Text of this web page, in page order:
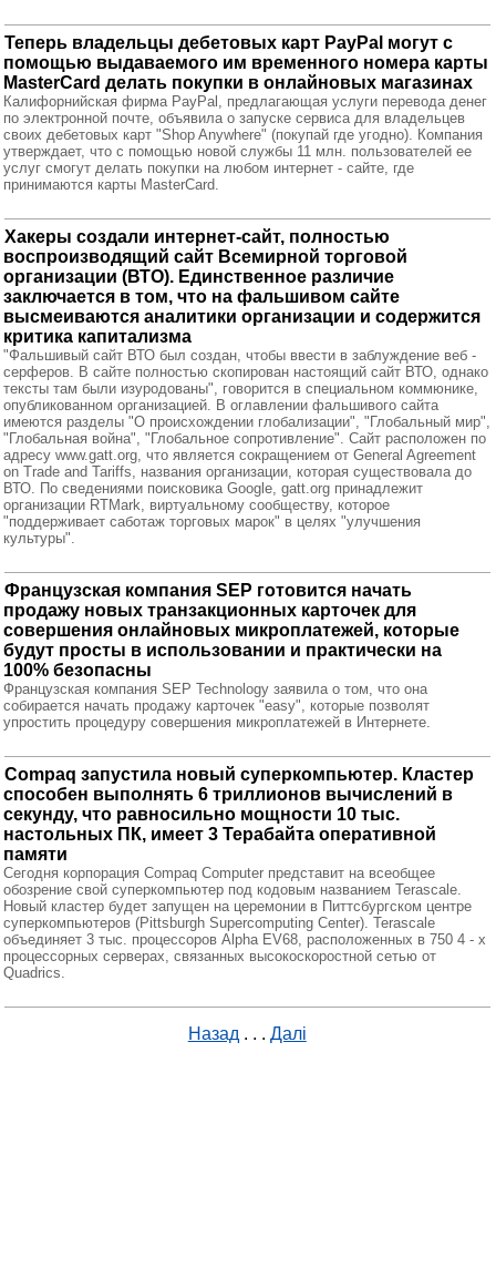
Теперь владельцы дебетовых карт PayPal могут с
помощью выдаваемого им временного номера карты
MasterCard делать покупки в онлайновых магазинах
Калифорнийская фирма PayPal, предлагающая услуги перевода денег
по электронной почте, объявила о запуске сервиса для владельцев
своих дебетовых карт "Shop Anywhere" (покупай где угодно). Компания
утверждает, что с помощью новой службы 11 млн. пользователей ее
услуг смогут делать покупки на любом интернет - сайте, где
принимаются карты MasterCard.
Хакеры создали интернет-сайт, полностью
воспроизводящий сайт Всемирной торговой
организации (ВТО). Единственное различие
заключается в том, что на фальшивом сайте
высмеиваются аналитики организации и содержится
критика капитализма
"Фальшивый сайт ВТО был создан, чтобы ввести в заблуждение веб -
серферов. В сайте полностью скопирован настоящий сайт ВТО, однако
тексты там были изуродованы", говорится в специальном коммюнике,
опубликованном организацией. В оглавлении фальшивого сайта
имеются разделы "О происхождении глобализации", "Глобальный мир",
"Глобальная война", "Глобальное сопротивление". Сайт расположен по
адресу www.gatt.org, что является сокращением от General Agreement
on Trade and Tariffs, названия организации, которая существовала до
ВТО. По сведениями поисковика Google, gatt.org принадлежит
организации RTMark, виртуальному сообществу, которое
"поддерживает саботаж торговых марок" в целях "улучшения
культуры".
Французская компания SEP готовится начать
продажу новых транзакционных карточек для
совершения онлайновых микроплатежей, которые
будут просты в использовании и практически на
100% безопасны
Французская компания SEP Technology заявила о том, что она
собирается начать продажу карточек "easy", которые позволят
упростить процедуру совершения микроплатежей в Интернете.
Compaq запустила новый суперкомпьютер. Кластер
способен выполнять 6 триллионов вычислений в
секунду, что равносильно мощности 10 тыс.
настольных ПК, имеет 3 Терабайта оперативной
памяти
Сегодня корпорация Compaq Computer представит на всеобщее
обозрение свой суперкомпьютер под кодовым названием Terascale.
Новый кластер будет запущен на церемонии в Питтсбургском центре
суперкомпьютеров (Pittsburgh Supercomputing Center). Terascale
объединяет 3 тыс. процессоров Alpha EV68, расположенных в 750 4 - х
процессорных серверах, связанных высокоскоростной сетью от
Quadrics.
Назад . . . Далі